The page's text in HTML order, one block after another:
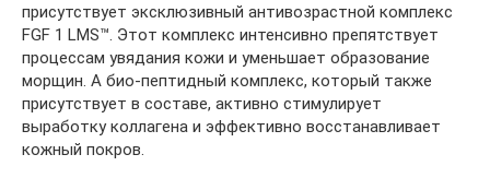
присутствует эксклюзивный антивозрастной комплекс
FGF 1 LMS™. Этот комплекс интенсивно препятствует
процессам увядания кожи и уменьшает образование
морщин. А био-пептидный комплекс, который также
присутствует в составе, активно стимулирует
выработку коллагена и эффективно восстанавливает
кожный покров.